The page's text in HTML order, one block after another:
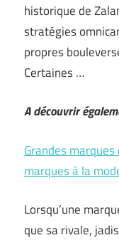
historique de
stratégies
propres
Certaines …
A découvrir
Grandes
marques à la
Lorsqu’une
que sa rivale,